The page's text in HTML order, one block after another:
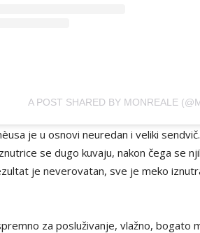
A POST SHARED BY MONREALE
je u osnovi neuredan i veliki
se dugo kuvaju, nakon čega se
je neverovatan, sve je meko
za posluživanje, vlažno, bogato